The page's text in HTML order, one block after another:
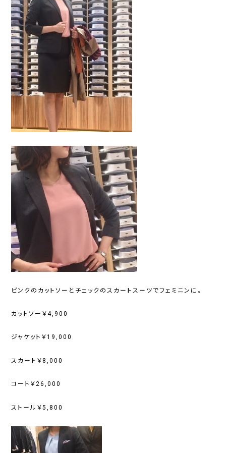
ピンクのカットソーとチェックのスカートスーツでフェミニンに。
カットソー￥4,900
ジャケット￥19,000
スカート￥8,000
コート￥26,000
ストール￥5,800